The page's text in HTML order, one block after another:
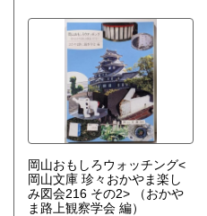
岡山おもしろウォッチング<
岡山文庫 珍々おかやま楽し
み図会216 その2>
（おかや
ま路上観察学会 編）